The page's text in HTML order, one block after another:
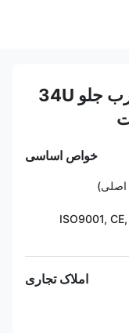
کابینت مخابراتی 19 اینچی درب جلو 34U
خواص اساسی
ISO9001,
املاک تجاری